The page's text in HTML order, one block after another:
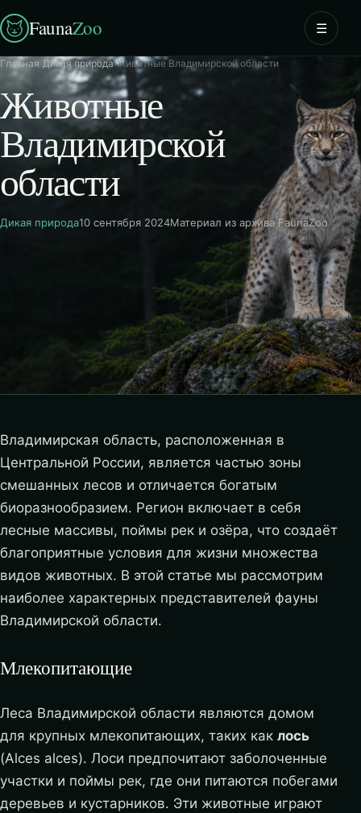
FaunaZoo ☰
Главная Дикая природа›Животные Владимирской области
Животные
Владимирской
области
Дикая природа10 сентября 2024Материал из архива FaunaZoo
Владимирская область, расположенная в
Центральной России, является частью зоны
смешанных лесов и отличается богатым
биоразнообразием. Регион включает в себя
лесные массивы, поймы рек и озёра, что создаёт
благоприятные условия для жизни множества
видов животных. В этой статье мы рассмотрим
наиболее характерных представителей фауны
Владимирской области.
Млекопитающие
Леса Владимирской области являются домом
для крупных млекопитающих, таких как лось
(Alces alces). Лоси предпочитают заболоченные
участки и поймы рек, где они питаются побегами
деревьев и кустарников. Эти животные играют